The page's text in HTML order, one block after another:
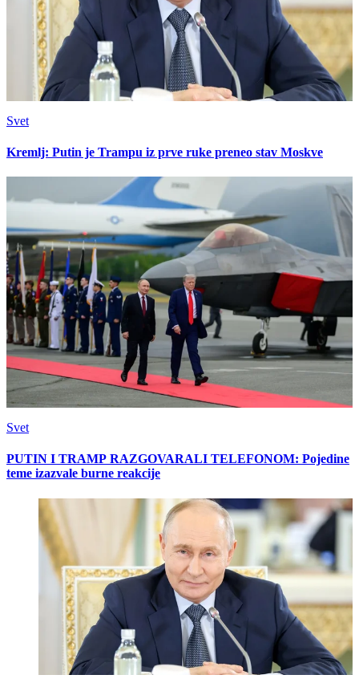
Svet
Kremlj: Putin je Trampu iz prve ruke preneo stav Moskve
Svet
PUTIN I TRAMP RAZGOVARALI TELEFONOM: Pojedine
teme izazvale burne reakcije